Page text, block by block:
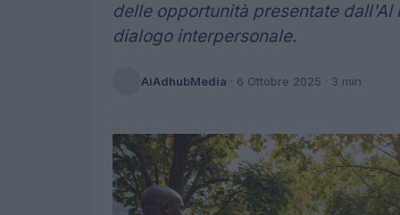
delle opportunità presentate
dialogo interpersonale.
AiAdhubMedia · 6 Ottobre 2025 · 3 min